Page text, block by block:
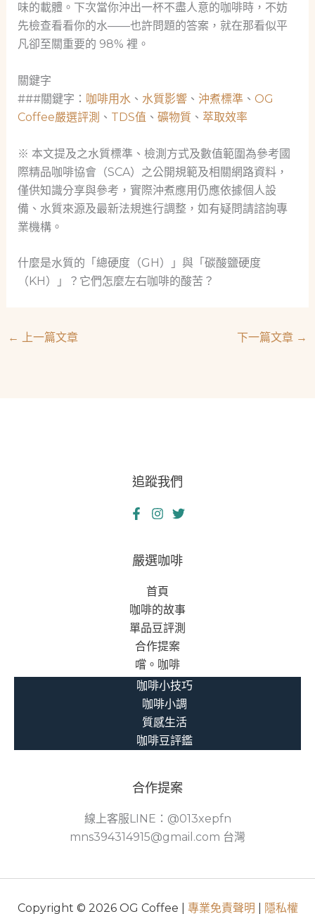
味的載體。下次當你沖出一杯不盡人意的咖啡時，不妨
先檢查看看你的水——也許問題的答案，就在那看似平
凡卻至關重要的 98% 裡。
關鍵字
###關鍵字： 咖啡用水、 水質影響、 沖煮標準、 OG
Coffee嚴選評測 、 TDS值 、 礦物質、 萃取效率
※ 本文提及之水質標準、檢測方式及數值範圍為參考國
際精品咖啡協會（SCA）之公開規範及相關網路資料，
僅供知識分享與參考，實際沖煮應用仍應依據個人設
備、水質來源及最新法規進行調整，如有疑問請諮詢專
業機構。
什麼是水質的「總硬度（GH）」與「碳酸鹽硬度
（KH）」？它們怎麼左右咖啡的酸苦？
← 上一篇文章 下一篇文章 →
追蹤我們
嚴選咖啡
首頁
咖啡的故事
單品豆評測
合作提案
嚐。咖啡
咖啡小技巧
咖啡小調
質感生活
咖啡豆評鑑
合作提案
線上客服LINE：@013xepfn
mns394314915@gmail.com 台灣
Copyright © 2026 OG Coffee | 專業免責聲明 隱私權